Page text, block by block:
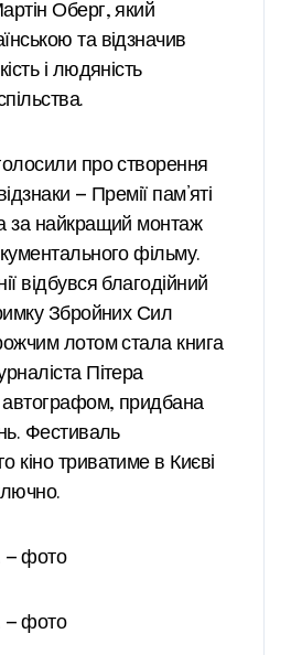
Оберг, який
та відзначив
і людяність
про створення
— Премії пам’яті
за найкращий монтаж
фільму.
відбувся благодійний
Збройних Сил
лотом стала книга
Пітера
придбана
Фестиваль
кіно триватиме в Києві